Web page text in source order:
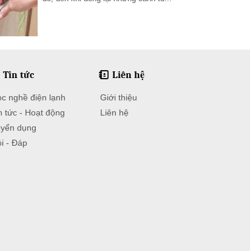
Tin tức
nghề điện lạnh
tức - Hoạt động
dụng
- Đáp
Liên hệ
Giới thiệu
Liên hệ